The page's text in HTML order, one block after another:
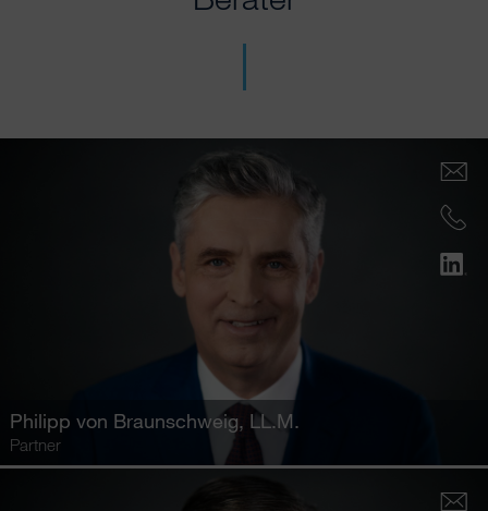
Philipp von Braunschweig, LL.M.
Partner